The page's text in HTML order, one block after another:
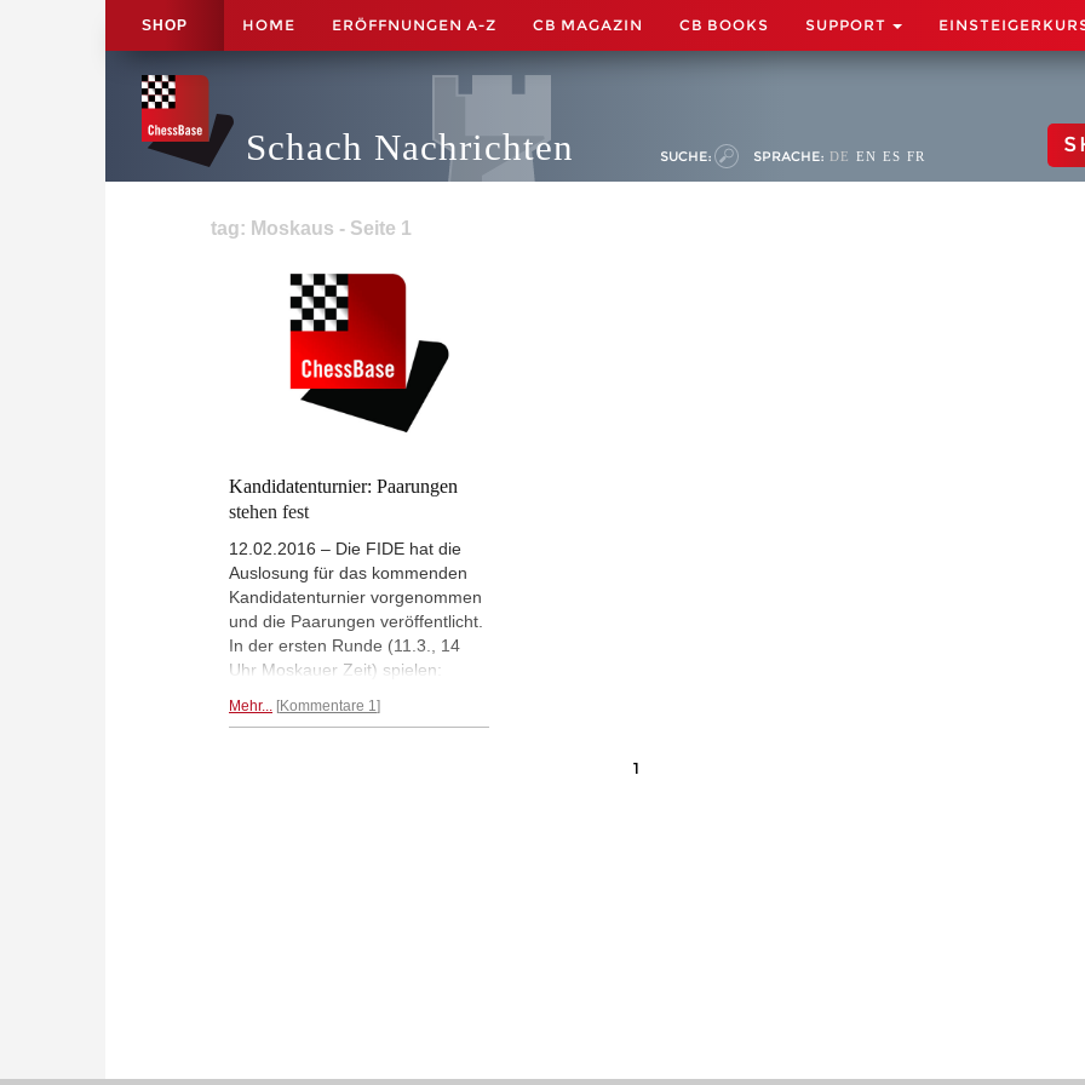
SHOP HOME ERÖFFNUNGEN A-Z CB MAGAZIN CB BOOKS SUPPORT
Schach Nachrichten SUCHE: SPRACHE: DE EN ES FR
tag: Moskaus - Seite 1
Kandidatenturnier: Paarungen
stehen fest
12.02.2016 – Die FIDE hat die
Auslosung für das kommenden
Kandidatenturnier vorgenommen
und die Paarungen veröffentlicht.
In der ersten Runde (11.3., 14
Uhr Moskauer Zeit) spielen:
Caruana, Giri-Aronian und Anand
Mehr... Kommentare 1
1